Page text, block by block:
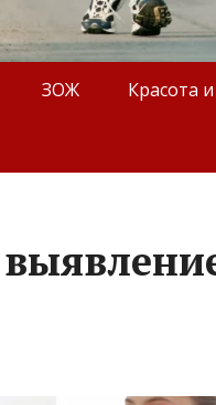
ЗОЖ Красота